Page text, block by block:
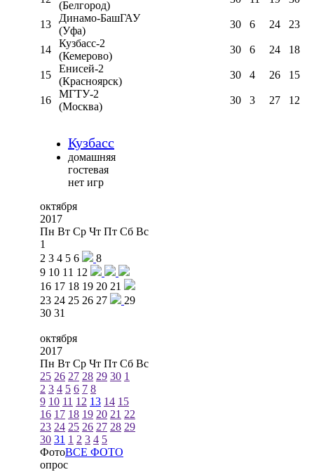
(Белгород)
13
Динамо-БашГАУ
(Уфа)
30 6 24 23
14
Кузбасс-2
(Кемерово)
30 6 24 18
15
Енисей-2
(Красноярск)
30 4 26 15
16
МГТУ-2
(Москва)
30 3 27 12
Кузбасс
домашняя
гостевая
нет игр
октября
2017
Пн Вт Ср Чт Пт Сб Вс
1
2 3 4 5 6
8
9 10 11 12
16 17 18 19 20 21
23 24 25 26 27
29
30 31
октября
2017
Пн Вт Ср Чт Пт Сб Вс
25 26 27 28 29 30 1
2 3 4 5 6 7 8
9 10 11 12 13 14 15
16 17 18 19 20 21 22
23 24 25 26 27 28 29
30 31 1 2 3 4 5
ФотоВСЕ ФОТО
опрос